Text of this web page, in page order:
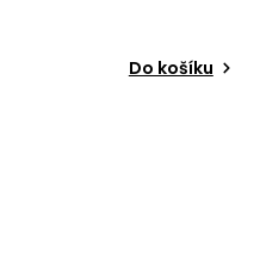
Do košíku